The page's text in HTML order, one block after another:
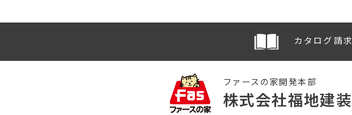
カタログ請求
ファースの家開発本部
株式会社福地建装